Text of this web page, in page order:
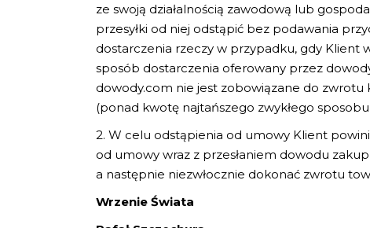
ze swoją działalnością zawodową lub
przesyłki od niej odstąpić bez podawania
dostarczenia rzeczy w przypadku, gdy Klient
sposób dostarczenia oferowany przez
dowody.com nie jest zobowiązane do
(ponad kwotę najtańszego zwykłego
2. W celu odstąpienia od umowy Klient
od umowy wraz z przesłaniem dowodu
a następnie niezwłocznie dokonać zwrotu
Wrzenie Świata